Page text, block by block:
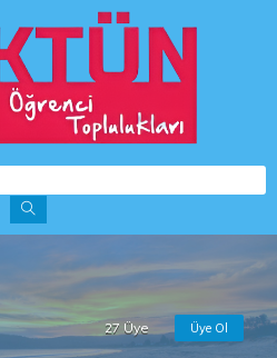
27 Üye Üye Ol